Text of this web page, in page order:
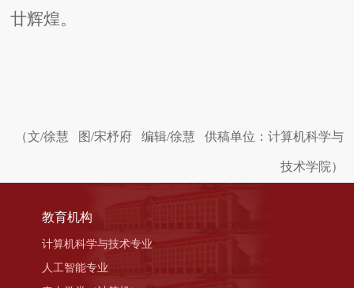
廿辉煌。
（文/徐慧 图/宋杼府 编辑/徐慧 供稿单位：计算机科学与
技术学院）
教育机构
计算机科学与技术专业
人工智能专业